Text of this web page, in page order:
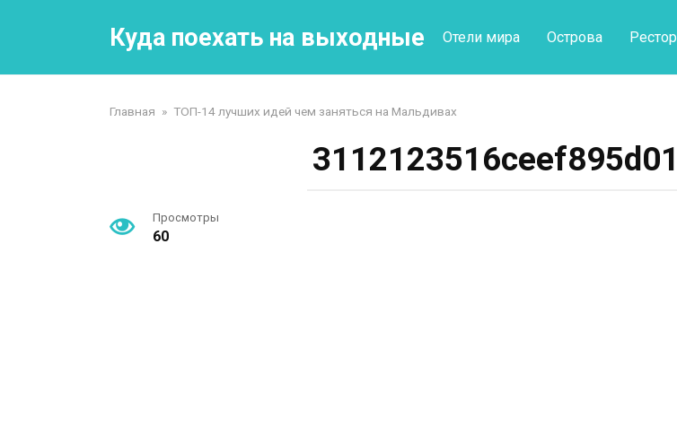
Куда поехать на выходные Отели мира Острова
Главная » ТОП-14 лучших идей чем заняться на Мальдивах
Просмотры
60